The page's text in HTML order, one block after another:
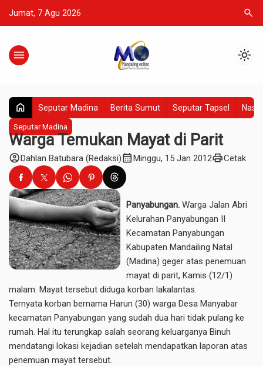
Jumat, 7 Agu 2026 search
menu light_mode
home Seputar Madina Berita Sumut Seputar Tapsel
Seputar Madina
Warga Temukan Mayat di Parit
account_circleDahlan Batubara (Redaksi)calendar_monthMinggu, 15 Jan 2012printCetak
Panyabungan. Warga Jalan Abri
Kelurahan Panyabungan II
Kecamatan Panyabungan
Kabupaten Mandailing Natal
(Madina) geger atas penemuan
mayat di parit, Kamis (12/1)
malam. Mayat tersebut diduga korban lakalantas.
Ternyata korban bernama Harun (30) warga Desa Manyabar
kecamatan Panyabungan yang sudah dua hari tidak pulang ke
rumah. Hal itu terungkap salah seorang keluarganya Binuh
mendatangi lokasi kejadian setelah mendapatkan laporan atas
penemuan mayat tersebut.